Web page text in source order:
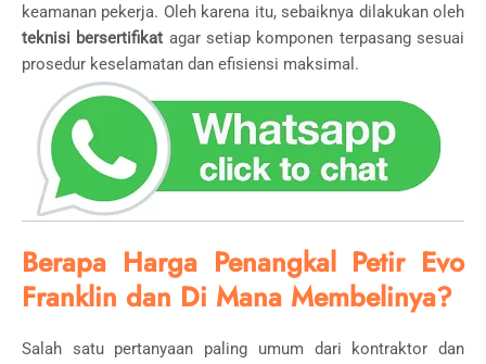
keamanan pekerja. Oleh karena itu, sebaiknya dilakukan oleh
teknisi bersertifikat agar setiap komponen terpasang sesuai
prosedur keselamatan dan efisiensi maksimal.
Berapa Harga Penangkal Petir Evo
Franklin dan Di Mana Membelinya?
Salah satu pertanyaan paling umum dari kontraktor dan